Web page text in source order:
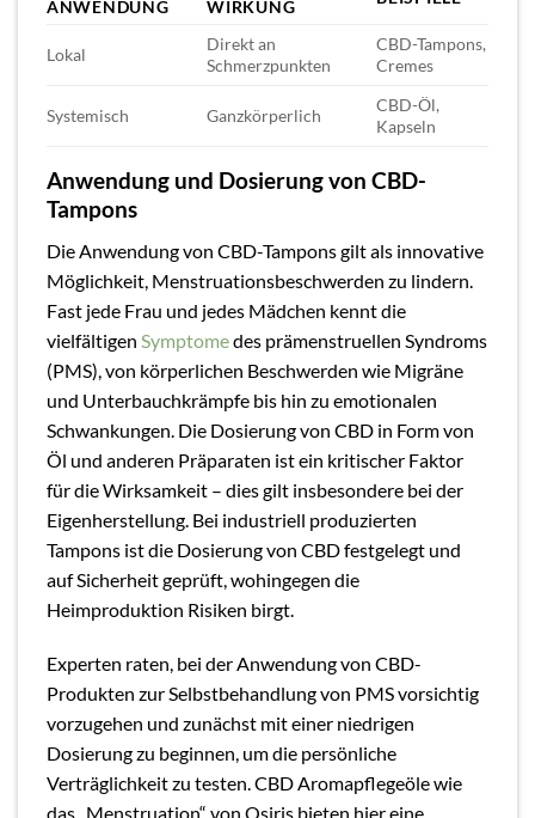
ANWENDUNG
WIRKUNG
Lokal
Direkt an
Schmerzpunkten
CBD-Tampons,
Cremes
Systemisch Ganzkörperlich
CBD-Öl,
Kapseln
Anwendung und Dosierung von CBD-
Tampons
Die Anwendung von CBD-Tampons gilt als innovative
Möglichkeit, Menstruationsbeschwerden zu lindern.
Fast jede Frau und jedes Mädchen kennt die
vielfältigen Symptomedes prämenstruellen Syndroms
(PMS), von körperlichen Beschwerden wie Migräne
und Unterbauchkrämpfe bis hin zu emotionalen
Schwankungen. Die Dosierung von CBD in Form von
Öl und anderen Präparaten ist ein kritischer Faktor
für die Wirksamkeit – dies gilt insbesondere bei der
Eigenherstellung. Bei industriell produzierten
Tampons ist die Dosierung von CBD festgelegt und
auf Sicherheit geprüft, wohingegen die
Heimproduktion Risiken birgt.
Experten raten, bei der Anwendung von CBD-
Produkten zur Selbstbehandlung von PMS vorsichtig
vorzugehen und zunächst mit einer niedrigen
Dosierung zu beginnen, um die persönliche
Verträglichkeit zu testen. CBD Aromapflegeöle wie
das „Menstruation“ von Osiris bieten hier eine